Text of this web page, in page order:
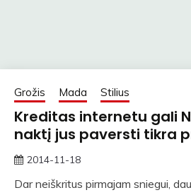
Grožis Mada Stilius
Kreditas internetu gali
naktį jus paversti tikra
2014-11-18
Dar neiškritus pirmajam sniegui,